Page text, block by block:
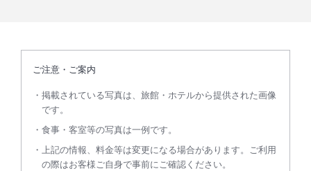
ご注意・ご案内
掲載されている写真は、旅館・ホテルから提供された画像
です。
食事・客室等の写真は一例です。
上記の情報、料金等は変更になる場合があります。ご利用
の際はお客様ご自身で事前にご確認ください。